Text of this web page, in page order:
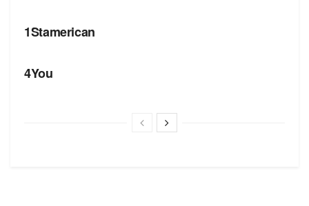
1Stamerican
4You